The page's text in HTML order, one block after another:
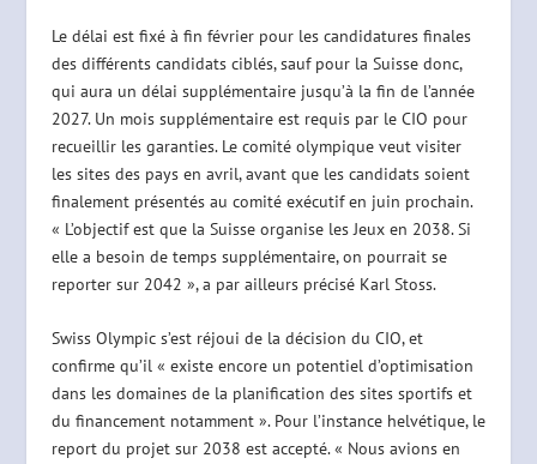
Le délai est fixé à fin février pour les candidatures finales
des différents candidats ciblés, sauf pour la Suisse donc,
qui aura un délai supplémentaire jusqu’à la fin de l’année
2027. Un mois supplémentaire est requis par le CIO pour
recueillir les garanties. Le comité olympique veut visiter
les sites des pays en avril, avant que les candidats soient
finalement présentés au comité exécutif en juin prochain.
« L’objectif est que la Suisse organise les Jeux en 2038. Si
elle a besoin de temps supplémentaire, on pourrait se
reporter sur 2042 », a par ailleurs précisé Karl Stoss.
Swiss Olympic s’est réjoui de la décision du CIO, et
confirme qu’il « existe encore un potentiel d’optimisation
dans les domaines de la planification des sites sportifs et
du financement notamment ». Pour l’instance helvétique, le
report du projet sur 2038 est accepté. « Nous avions en